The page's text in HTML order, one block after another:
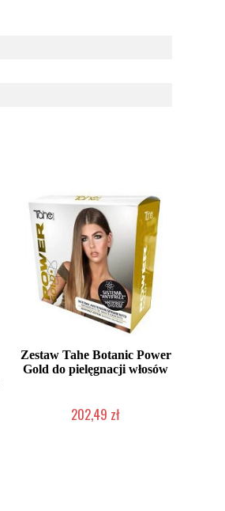
Zestaw Tahe Botanic Power
Gold do pielęgnacji włosów
202,49 zł